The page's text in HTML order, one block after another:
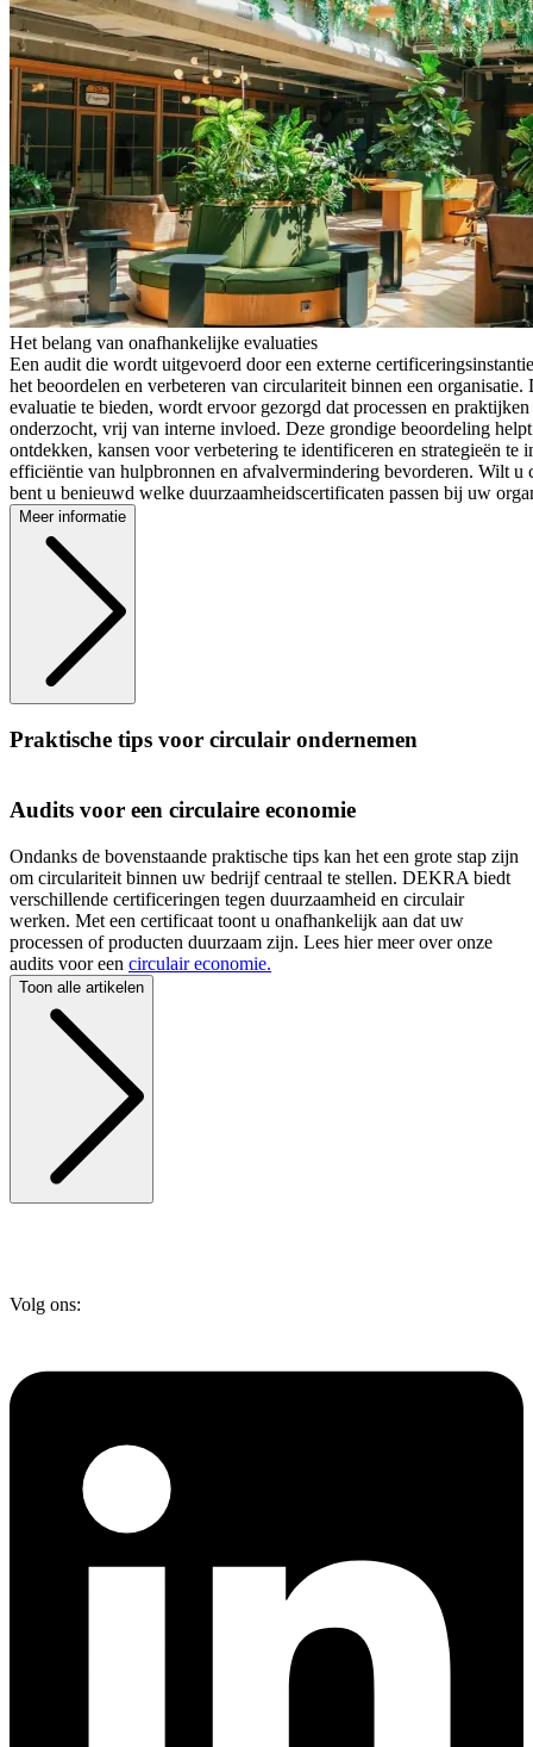
Het belang van onafhankelijke evaluaties
Een audit die wordt uitgevoerd door een externe
het beoordelen en verbeteren van circulariteit binnen een
evaluatie te bieden, wordt ervoor gezorgd dat processen en
onderzocht, vrij van interne invloed. Deze grondige beoordeling
ontdekken, kansen voor verbetering te identificeren en strategieën te
efficiëntie van hulpbronnen en afvalvermindering bevorderen. Wilt u
bent u benieuwd welke duurzaamheidscertificaten passen bij uw
Meer informatie
Praktische tips voor circulair ondernemen
Audits voor een circulaire economie
Ondanks de bovenstaande praktische tips kan het een grote stap zijn
om circulariteit binnen uw bedrijf centraal te stellen. DEKRA biedt
verschillende certificeringen tegen duurzaamheid en circulair
werken. Met een certificaat toont u onafhankelijk aan dat uw
processen of producten duurzaam zijn. Lees hier meer over onze
audits voor een circulair economie.
Toon alle artikelen
Volg ons: